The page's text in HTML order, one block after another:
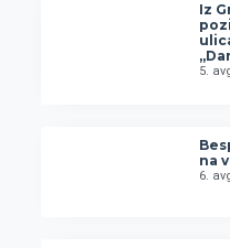
Iz
5.
na
6.